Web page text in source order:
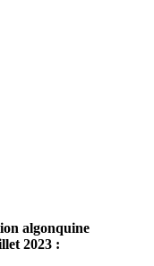
algonquine
2023 :